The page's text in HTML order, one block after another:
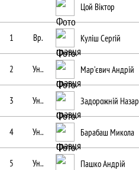
Цой Віктор
1 Вр. Куліш Сергій
2 Ун.. Марʼєвич Андрій
3 Ун.. Задорожній Назар
4 Ун.. Барабаш Микола
5 Ун.. Пашко Андрій